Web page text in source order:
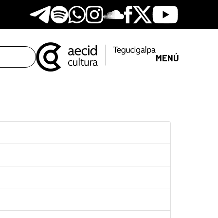
Telegram
SpotifyWhatsapp
Instagram
Soundclore
Facebook
X Youtube
MENÚ